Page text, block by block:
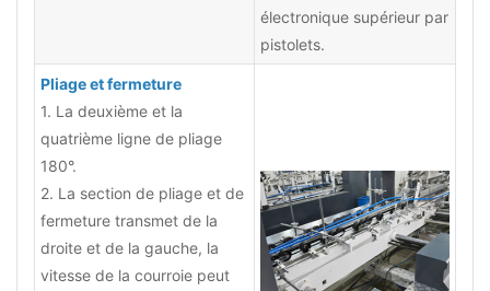
électronique supérieur par
pistolets.
Pliage et fermeture
1. La deuxième et la
quatrième ligne de pliage
180°.
2. La section de pliage et de
fermeture transmet de la
droite et de la gauche, la
vitesse de la courroie peut